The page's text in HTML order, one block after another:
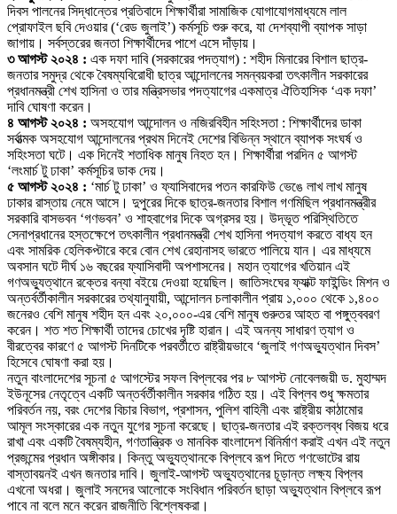
দিবস পালনের সিদ্ধান্তের প্রতিবাদে শিক্ষার্থীরা সামাজিক যোগাযোগমাধ্যমে লাল
প্রোফাইল ছবি দেওয়ার (‘রেড জুলাই’) কর্মসূচি শুরু করে, যা দেশব্যাপী ব্যাপক সাড়া
জাগায়। সর্বস্তরের জনতা শিক্ষার্থীদের পাশে এসে দাঁড়ায়।
৩ আগস্ট ২০২৪ : এক দফা দাবি (সরকারের পদত্যাগ) : শহীদ মিনারের বিশাল ছাত্র-
জনতার সমুদ্র থেকে বৈষম্যবিরোধী ছাত্র আন্দোলনের সমন্বয়করা তৎকালীন সরকারের
প্রধানমন্ত্রী শেখ হাসিনা ও তার মন্ত্রিসভার পদত্যাগের একমাত্র ঐতিহাসিক ‘এক দফা’
দাবি ঘোষণা করেন।
৪ আগস্ট ২০২৪ : অসহযোগ আন্দোলন ও নজিরবিহীন সহিংসতা : শিক্ষার্থীদের ডাকা
সর্বাত্মক অসহযোগ আন্দোলনের প্রথম দিনেই দেশের বিভিন্ন স্থানে ব্যাপক সংঘর্ষ ও
সহিংসতা ঘটে। এক দিনেই শতাধিক মানুষ নিহত হন। শিক্ষার্থীরা পরদিন ৫ আগস্ট
‘লংমার্চ টু ঢাকা’ কর্মসূচির ডাক দেয়।
৫ আগস্ট ২০২৪ : ‘মার্চ টু ঢাকা’ ও ফ্যাসিবাদের পতন কারফিউ ভেঙে লাখ লাখ মানুষ
ঢাকার রাস্তায় নেমে আসে। দুপুরের দিকে ছাত্র-জনতার বিশাল গণমিছিল প্রধানমন্ত্রীর
সরকারি বাসভবন ‘গণভবন’ ও শাহবাগের দিকে অগ্রসর হয়। উদ্ভূত পরিস্থিতিতে
সেনাপ্রধানের হস্তক্ষেপে তৎকালীন প্রধানমন্ত্রী শেখ হাসিনা পদত্যাগ করতে বাধ্য হন
এবং সামরিক হেলিকপ্টারে করে বোন শেখ রেহানাসহ ভারতে পালিয়ে যান। এর মাধ্যমে
অবসান ঘটে দীর্ঘ ১৬ বছরের ফ্যাসিবাদী অপশাসনের। মহান ত্যাগের খতিয়ান এই
গণঅভ্যুত্থানে রক্তের বন্যা বইয়ে দেওয়া হয়েছিল। জাতিসংঘের ফ্যাক্ট ফাইন্ডিং মিশন ও
অন্তর্বর্তীকালীন সরকারের তথ্যানুযায়ী, আন্দোলন চলাকালীন প্রায় ১,০০০ থেকে ১,৪০০
জনেরও বেশি মানুষ শহীদ হন এবং ২০,০০০-এর বেশি মানুষ গুরুতর আহত বা পঙ্গুত্ববরণ
করেন। শত শত শিক্ষার্থী তাদের চোখের দৃষ্টি হারান। এই অনন্য সাধারণ ত্যাগ ও
বীরত্বের কারণে ৫ আগস্ট দিনটিকে পরবর্তীতে রাষ্ট্রীয়ভাবে ‘জুলাই গণঅভ্যুত্থান দিবস’
হিসেবে ঘোষণা করা হয়।
নতুন বাংলাদেশের সূচনা ৫ আগস্টের সফল বিপ্লবের পর ৮ আগস্ট নোবেলজয়ী ড. মুহাম্মদ
ইউনূসের নেতৃত্বে একটি অন্তর্বর্তীকালীন সরকার গঠিত হয়। এই বিপ্লব শুধু ক্ষমতার
পরিবর্তন নয়, বরং দেশের বিচার বিভাগ, প্রশাসন, পুলিশ বাহিনী এবং রাষ্ট্রীয় কাঠামোর
আমূল সংস্কারের এক নতুন যুগের সূচনা করেছে। ছাত্র-জনতার এই রক্তলব্ধ বিজয় ধরে
রাখা এবং একটি বৈষম্যহীন, গণতান্ত্রিক ও মানবিক বাংলাদেশ বিনির্মাণ করাই এখন এই নতুন
প্রজন্মের প্রধান অঙ্গীকার। কিন্তু অভ্যুত্থানকে বিপ্লবে রূপ দিতে গণভোটের রায়
বাস্তাবয়নই এখন জনতার দাবি। জুলাই-আগস্ট অভ্যুত্থানের চূড়ান্ত লক্ষ্য বিপ্লব
এখনো অধরা। জুলাই সনদের আলোকে সংবিধান পরিবর্তন ছাড়া অভ্যুত্থান বিপ্লবে রূপ
পাবে না বলে মনে করেন রাজনীতি বিশ্লেষকরা।